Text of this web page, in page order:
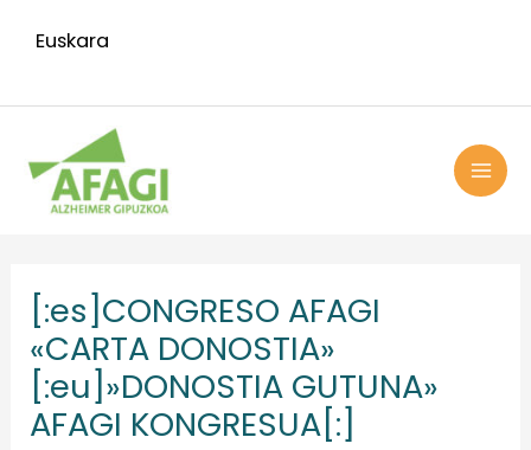
Euskara
[:es]CONGRESO AFAGI
«CARTA DONOSTIA»
[:eu]»DONOSTIA GUTUNA»
AFAGI KONGRESUA[:]
entradas